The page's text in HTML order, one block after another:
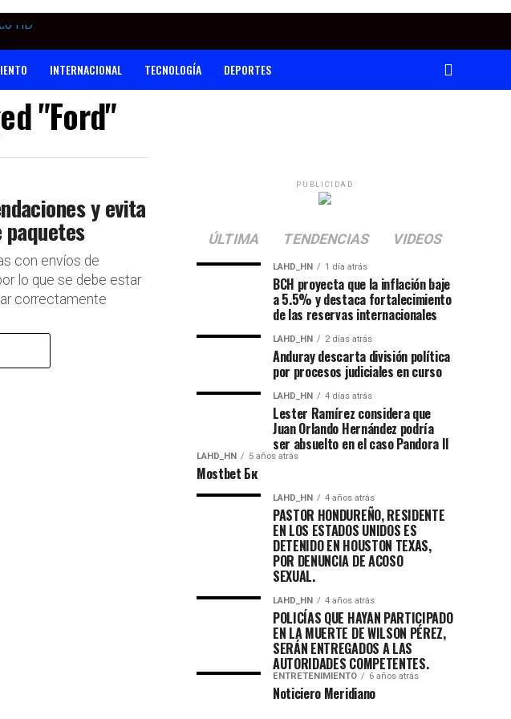
INTERNACIONAL TECNOLOGÍA DEPORTES
"Ford"
y evita
con envíos de
lo que se debe estar
correctamente
PUBLICIDAD
ÚLTIMA TENDENCIAS VIDEOS
LAHD_HN 1 día atrás
BCH proyecta que la inflación baje
a 5.5% y destaca fortalecimiento
de las reservas internacionales
LAHD_HN 2 días atrás
Anduray descarta división política
por procesos judiciales en curso
LAHD_HN 4 días atrás
Lester Ramírez considera que
Juan Orlando Hernández podría
ser absuelto en el caso Pandora II
LAHD_HN 5 años atrás
Mostbet Бк
LAHD_HN 4 años atrás
PASTOR HONDUREÑO, RESIDENTE
EN LOS ESTADOS UNIDOS ES
DETENIDO EN HOUSTON TEXAS,
POR DENUNCIA DE ACOSO
SEXUAL.
LAHD_HN 4 años atrás
POLICÍAS QUE HAYAN PARTICIPADO
EN LA MUERTE DE WILSON PÉREZ,
SERÁN ENTREGADOS A LAS
AUTORIDADES COMPETENTES.
ENTRETENIMIENTO 6 años atrás
Noticiero Meridiano